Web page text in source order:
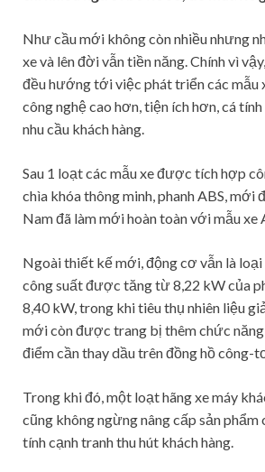
Như cầu mới không còn nhiều nhưng
xe và lên đời vẫn tiền năng. Chính vì
đều hướng tới việc phát triển các mẫu
công nghệ cao hơn, tiện ích hơn, cá
nhu cầu khách hàng.
Sau 1 loạt các mẫu xe được tích hợp
chìa khóa thông minh, phanh ABS, mới
Nam đã làm mới hoàn toàn với mẫu xe
Ngoài thiết kế mới, động cơ vẫn là loại
công suất được tăng từ 8,22 kW của
8,40 kW, trong khi tiêu thụ nhiên liệu
mới còn được trang bị thêm chức
điểm cần thay dầu trên đồng hồ công-
Trong khi đó, một loạt hãng xe máy
cũng không ngừng nâng cấp sản phẩm
tính cạnh tranh thu hút khách hàng.